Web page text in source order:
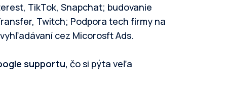
TikTok, Snapchat; budovanie
Twitch; Podpora tech firmy na
cez Micorosft Ads.
supportu, čo si pýta veľa